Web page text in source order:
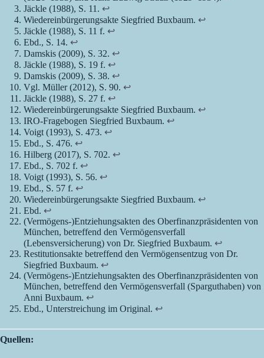
Jäckle (1988), S. 11. ↩︎
Wiedereinbürgerungsakte Siegfried Buxbaum. ↩︎
Jäckle (1988), S. 11 f. ↩︎
Ebd., S. 14. ↩︎
Damskis (2009), S. 32. ↩︎
Jäckle (1988), S. 19 f. ↩︎
Damskis (2009), S. 38. ↩︎
Vgl. Müller (2012), S. 90. ↩︎
Jäckle (1988), S. 27 f. ↩︎
Wiedereinbürgerungsakte Siegfried Buxbaum. ↩︎
IRO-Fragebogen Siegfried Buxbaum. ↩︎
Voigt (1993), S. 473. ↩︎
Ebd., S. 476. ↩︎
Hilberg (2017), S. 702. ↩︎
Ebd., S. 702 f. ↩︎
Voigt (1993), S. 56. ↩︎
Ebd., S. 57 f. ↩︎
Wiedereinbürgerungsakte Siegfried Buxbaum. ↩︎
Ebd. ↩︎
(Vermögens-)Entziehungsakten des Oberfinanzpräsidenten von
München, betreffend den Vermögensverfall
(Lebensversicherung) von Dr. Siegfried Buxbaum. ↩︎
Restitutionsakte betreffend den Vermögensentzug von Dr.
Siegfried Buxbaum. ↩︎
(Vermögens-)Entziehungsakten des Oberfinanzpräsidenten von
München, betreffend den Vermögensverfall (Sparguthaben) von
Anni Buxbaum. ↩︎
Ebd., Unterstreichung im Original. ↩︎
Quellen: